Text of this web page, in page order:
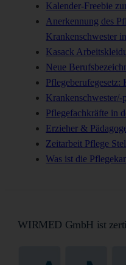
Kalender-Freebie
Anerkennung des
Krankenschwester
Kasack
Neue
Pflegefachkräfte in
Erzieher &
Zeitarbeit Pflege
Was ist die
WIRMED GmbH ist